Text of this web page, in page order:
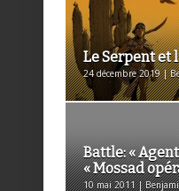
Le Serpent et
24 décembre 2019 |
Battle: «
« Mossad
10 mai 2011 |